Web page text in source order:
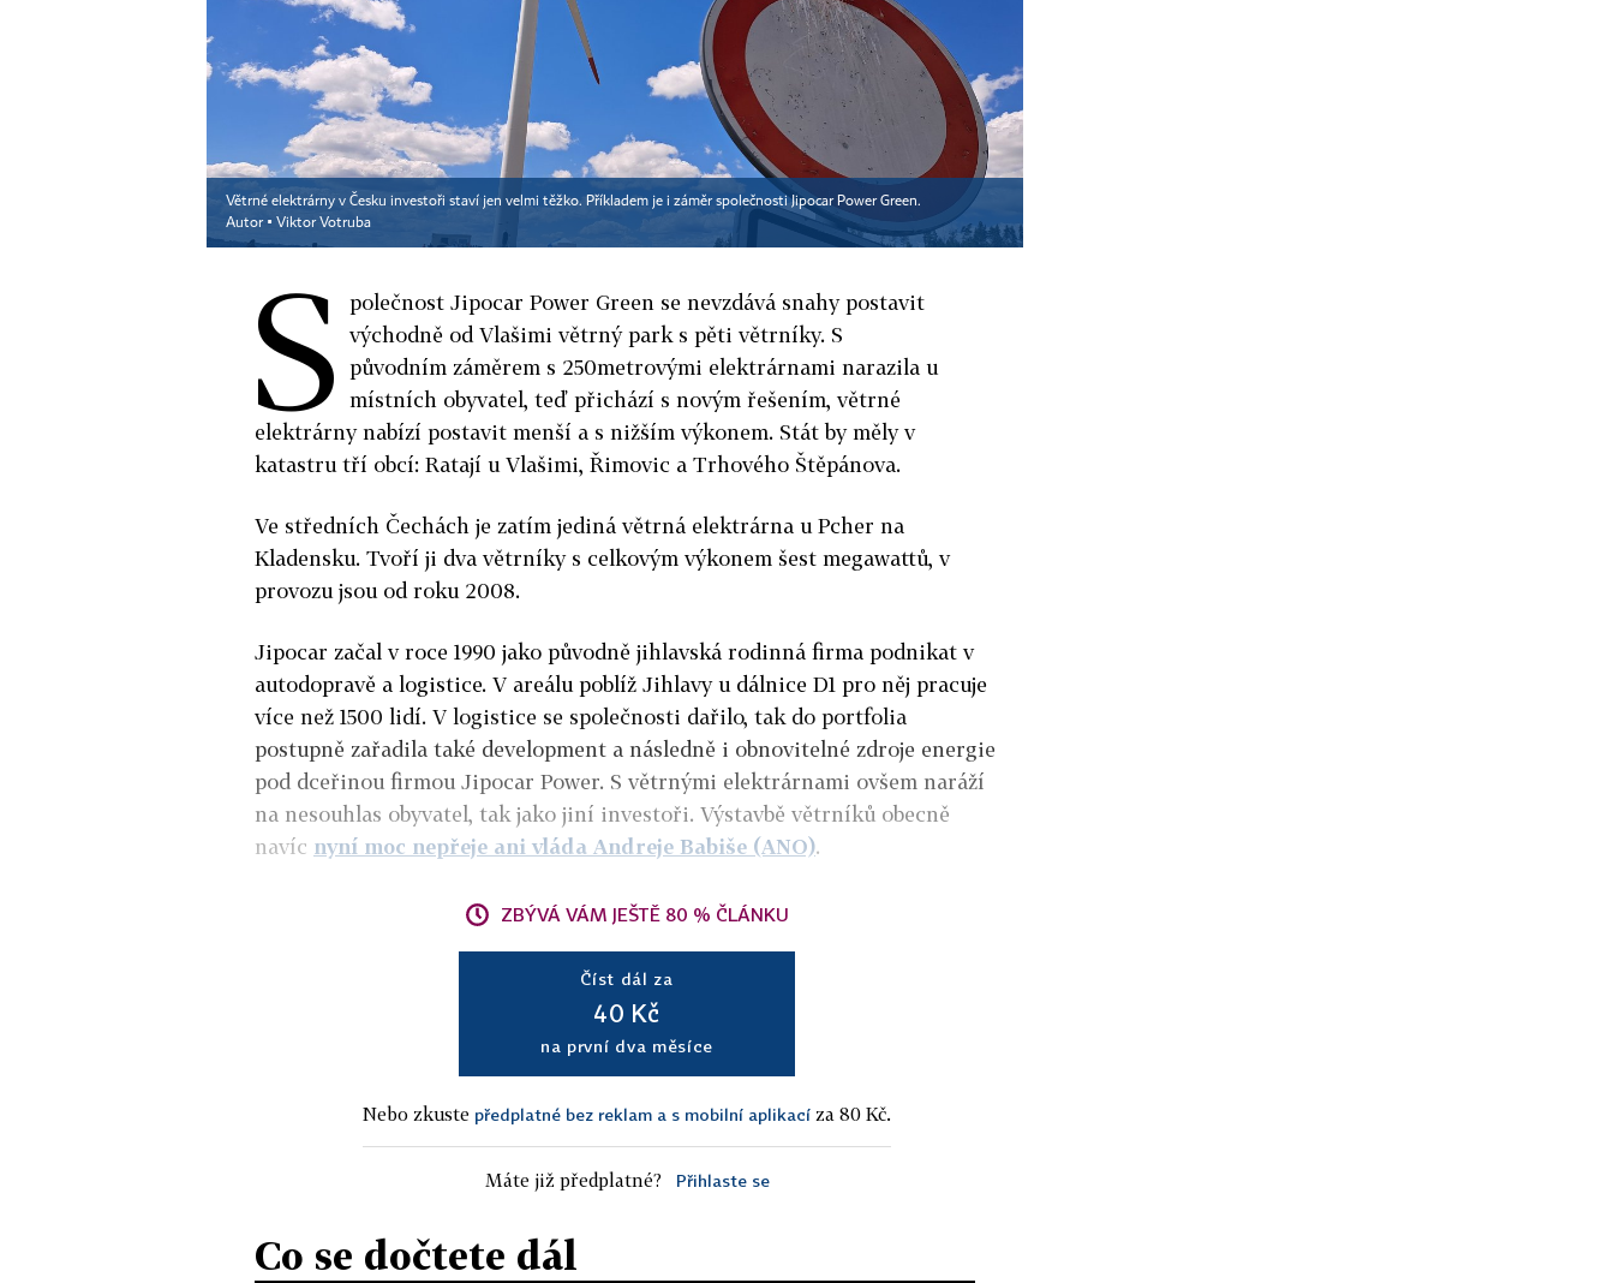
Větrné elektrárny v Česku investoři staví jen velmi těžko. Příkladem je i záměr společnosti Jipocar Power Green.
Autor ▪ Viktor Votruba
S
polečnost Jipocar Power Green se nevzdává snahy postavit
východně od Vlašimi větrný park s pěti větrníky. S
původním záměrem s 250metrovými elektrárnami narazila u
místních obyvatel, teď přichází s novým řešením, větrné
elektrárny nabízí postavit menší a s nižším výkonem. Stát by měly v
katastru tří obcí: Ratají u Vlašimi, Řimovic a Trhového Štěpánova.
Ve středních Čechách je zatím jediná větrná elektrárna u Pcher na
Kladensku. Tvoří ji dva větrníky s celkovým výkonem šest megawattů, v
provozu jsou od roku 2008.
Jipocar začal v roce 1990 jako původně jihlavská rodinná firma podnikat v
autodopravě a logistice. V areálu poblíž Jihlavy u dálnice D1 pro něj pracuje
více než 1500 lidí. V logistice se společnosti dařilo, tak do portfolia
postupně zařadila také development a následně i obnovitelné zdroje energie
pod dceřinou firmou Jipocar Power. S větrnými elektrárnami ovšem naráží
na nesouhlas obyvatel, tak jako jiní investoři. Výstavbě větrníků obecně
navíc nyní moc nepřeje ani vláda Andreje Babiše (ANO).
ZBÝVÁ VÁM JEŠTĚ 80 % ČLÁNKU
Číst dál za
40 Kč
na první dva měsíce
Nebo zkuste předplatné bez reklam a s mobilní aplikací za 80 Kč.
Máte již předplatné? Přihlaste se
Co se dočtete dál